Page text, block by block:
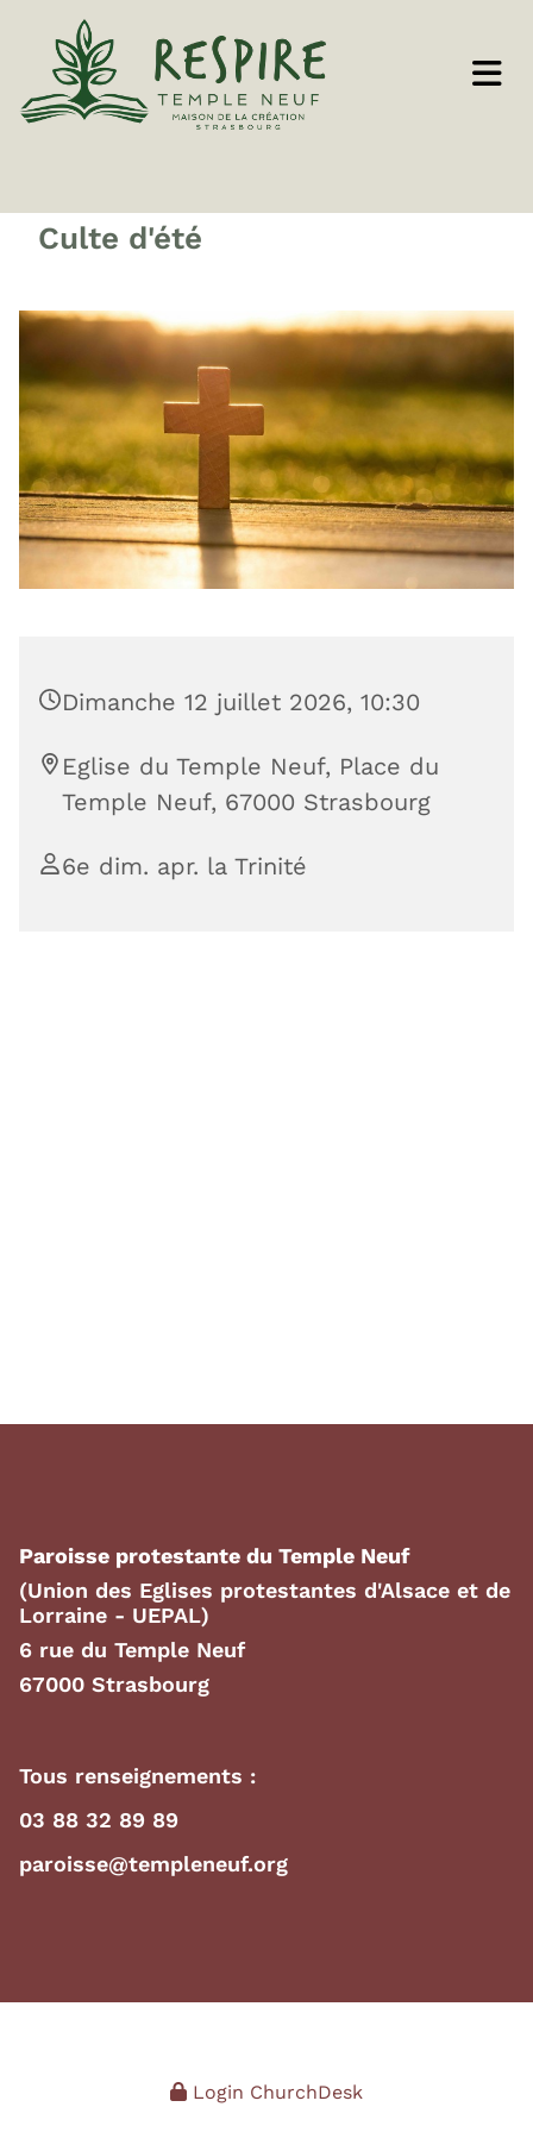
Culte d'été
Dimanche 12 juillet 2026, 10:30
Eglise du Temple Neuf, Place du
Temple Neuf, 67000 Strasbourg
6e dim. apr. la Trinité
Paroisse protestante du Temple Neuf
(Union des Eglises protestantes d'Alsace et de
Lorraine - UEPAL)
6 rue du Temple Neuf
67000 Strasbourg
Tous renseignements :
03 88 32 89 89
paroisse@templeneuf.org
Login ChurchDesk